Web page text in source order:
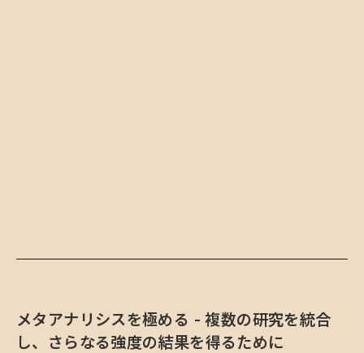
メタアナリシスを極める - 複数の研究を統合
し、さらなる強度の結果を得るために